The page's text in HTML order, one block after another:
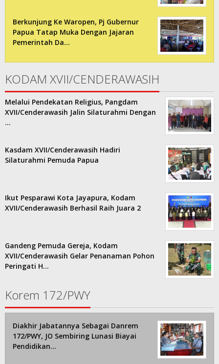
Berkunjung Ke Waropen, Pj Gubernur
Papua Tatap Muka Dengan Jajaran
Pemerintah Da…
KODAM XVII/CENDERAWASIH
Melalui Pendekatan Religius, Pangdam
XVII/Cenderawasih Jalin Silaturahmi Dengan
…
Kasdam XVII/Cenderawasih Hadiri
Silaturahmi Pemuda Papua
Ikut Pesparawi Kota Jayapura, Kodam
XVII/Cenderawasih Berhasil Raih Juara 2
Gandeng Pemuda Gereja, Kodam
XVII/Cenderawasih Gelar Penanaman Pohon
Peringati H…
Korem 172/PWY
Diakhir Jabatannya Sebagai Danrem
172/PWY, JO Sembiring Lunasi Biayai
Pendidikan…